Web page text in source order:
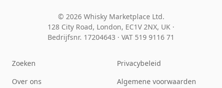
© 2026 Whisky Marketplace Ltd.
128 City Road, London, EC1V 2NX, UK ·
Bedrijfsnr. 17204643 · VAT 519 9116 71
Zoeken
Over ons
Privacybeleid
Algemene voorwaarden